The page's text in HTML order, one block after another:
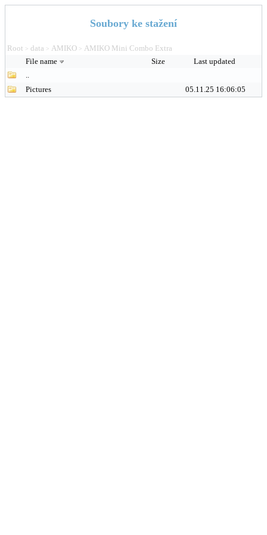
Soubory ke stažení
Root > data > AMIKO > AMIKO Mini Combo Extra
File name
Size
Last updated
..
Pictures
05.11.25 16:06:05